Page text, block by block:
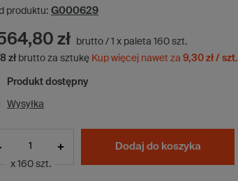
produktu: G000629
zł brutto / 1 x paleta 160 szt.
zł brutto za sztukę Kup więcej nawet za 9,30 zł / szt.
Produkt dostępny
Wysyłka
+
x 160 szt.
Dodaj do koszyka